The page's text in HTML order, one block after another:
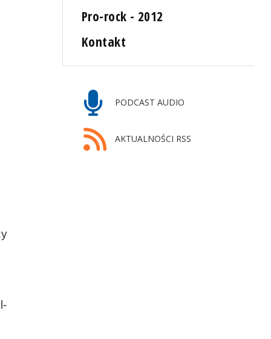
Pro-rock - 2012
Kontakt
PODCAST AUDIO
AKTUALNOŚCI RSS